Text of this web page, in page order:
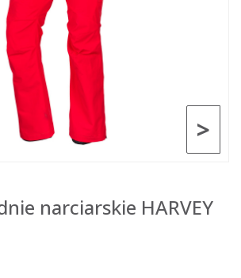
>
narciarskie HARVEY